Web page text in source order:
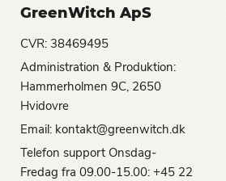
GreenWitch ApS
CVR: 38469495
Administration & Produktion:
Hammerholmen 9C, 2650
Hvidovre
Email: kontakt@greenwitch.dk
Telefon support Onsdag-
Fredag fra 09.00-15.00: +45 22